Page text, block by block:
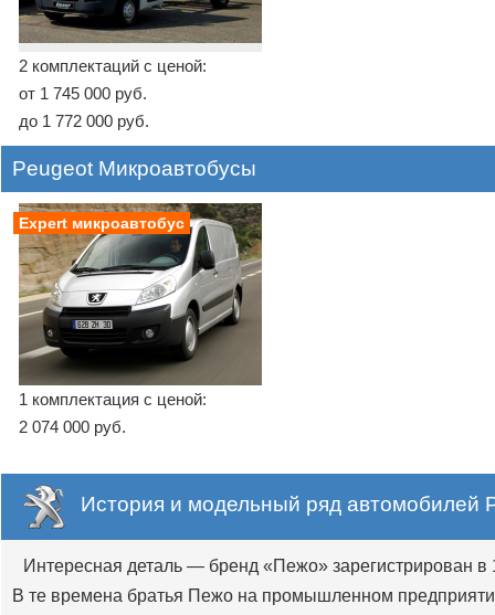
2 комплектаций с ценой:
от 1 745 000 руб.
до 1 772 000 руб.
Peugeot Микроавтобусы
Expert микроавтобус
1 комплектация с ценой:
2 074 000 руб.
История и модельный ряд автомобилей
Интересная деталь — бренд «Пежо» зарегистрирован в
В те времена братья Пежо на промышленном